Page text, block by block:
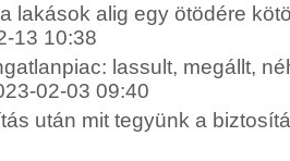
lakások alig egy ötödére
13 10:38
lassult, megállt,
02-03 09:40
után mit tegyünk a